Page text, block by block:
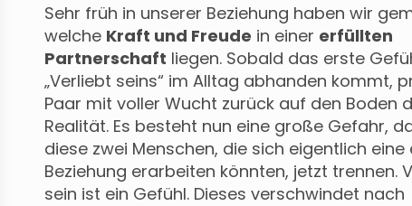
Sehr früh in unserer Beziehung haben wir
welche Kraft und Freude in einer erfüllten
Partnerschaft liegen. Sobald das erste
„Verliebt seins“ im Alltag abhanden kommt,
Paar mit voller Wucht zurück auf den Boden
Realität. Es besteht nun eine große Gefahr,
diese zwei Menschen, die sich eigentlich
Beziehung erarbeiten könnten, jetzt trennen.
sein ist ein Gefühl. Dieses verschwindet nach